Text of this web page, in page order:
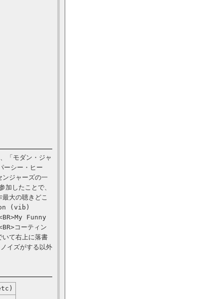
「モダン・ジャ
ーシー・ヒー
ジャーズの一
加したことで、
大の聴きどこ
(vib)
Funny
コーティン
いて右上に落書
イズがする以外